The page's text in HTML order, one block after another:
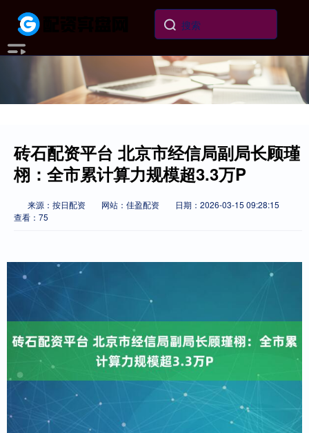
砖石配资平台 北京市经信局副局长顾瑾
栩：全市累计算力规模超3.3万P
来源：按日配资 网站：佳盈配资
日期：2026-03-15 09:28:15
查看：75